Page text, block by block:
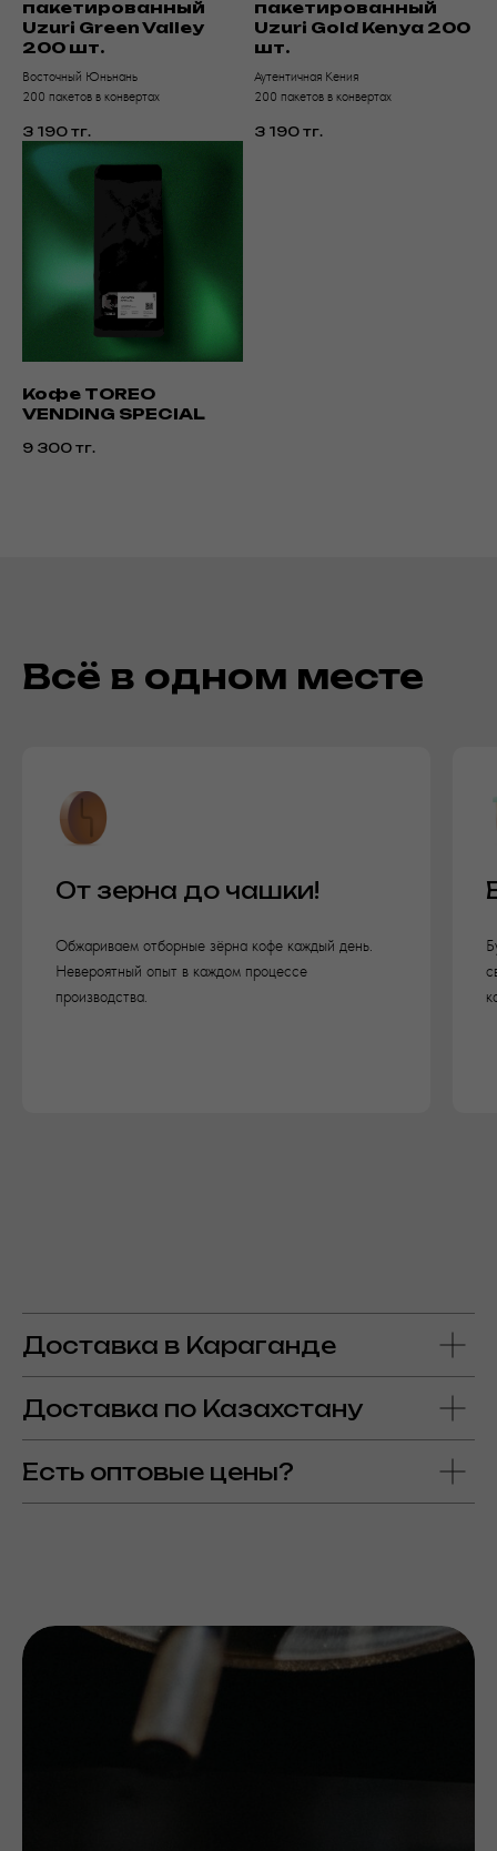
пакетированный
Uzuri Green Valley
200 шт.
Восточный Юньнань
200 пакетов в конвертах
3 190 тг.
пакетированный
Uzuri Gold Kenya 200
шт.
Аутентичная Кения
200 пакетов в конвертах
3 190 тг.
Кофе TOREO
VENDING SPECIAL
9 300 тг.
Всё в одном месте
От зерна до чашки!
Обжариваем отборные зёрна кофе каждый день.
Невероятный опыт в каждом процессе
производства.
Доставка в Караганде
Доставка по Казахстану
Есть оптовые цены?